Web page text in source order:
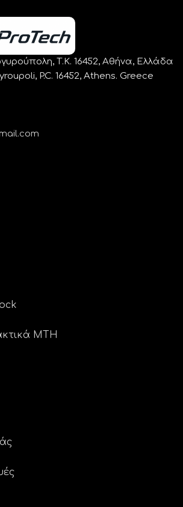
Τ.Κ. 16452, Αθήνα, Ελλάδα
P.C. 16452, Athens. Greece
MTH